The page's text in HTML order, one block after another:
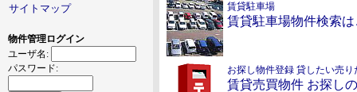
サイトマップ
物件管理ログイン
ユーザ名:
パスワード:
賃貸駐車場
賃貸駐車場物件検索
お探し物件登録 貸したい売
賃貸売買物件 お探し